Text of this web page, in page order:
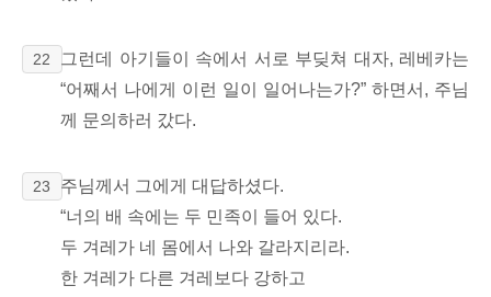
22
그런데 아기들이 속에서 서로 부딪쳐 대자, 레베카는
“어째서 나에게 이런 일이 일어나는가?” 하면서, 주님
께 문의하러 갔다.
23
주님께서 그에게 대답하셨다.
“너의 배 속에는 두 민족이 들어 있다.
두 겨레가 네 몸에서 나와 갈라지리라.
한 겨레가 다른 겨레보다 강하고